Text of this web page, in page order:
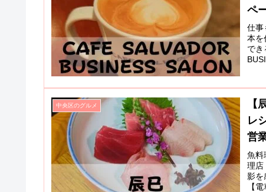
ペ
仕事
本を
でき
中央区のグルメ
【
レ
営
魚料
理店
影を
【